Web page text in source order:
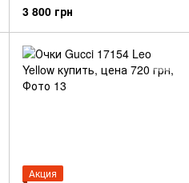
3 800 грн
Акция